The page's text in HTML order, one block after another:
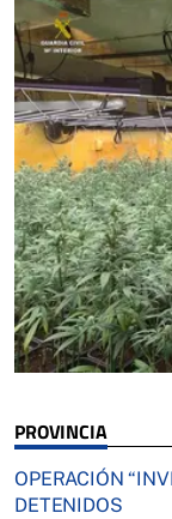
PROVINCIA
OPERACIÓN
DETENIDOS